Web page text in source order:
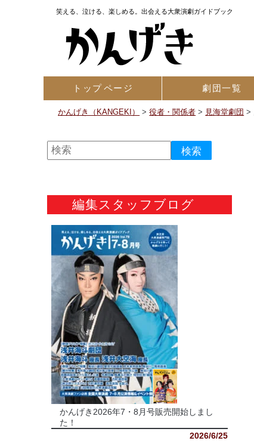
笑える、泣ける、楽しめる。出会える大衆演劇ガイドブック
トップページ 劇団一覧
かんげき（KANGEKI） >役者・関係者 > 見海堂劇団 >
編集スタッフブログ
かんげき2026年7・8月号販売開始しまし
た！
2026/6/25